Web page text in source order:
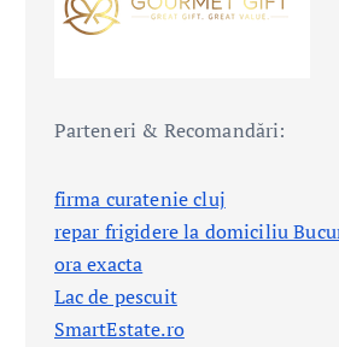
Parteneri & Recomandări:
firma curatenie cluj
repar frigidere la domiciliu
ora exacta
Lac de pescuit
SmartEstate.ro